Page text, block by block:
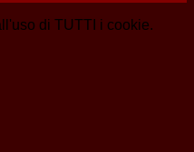
di TUTTI i cookie.